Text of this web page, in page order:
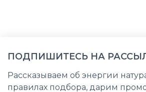
ПОДПИШИТЕСЬ НА
Рассказываем об энергии
правилах подбора, дарим